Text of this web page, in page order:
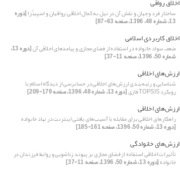
اخلاق رواقی
ساختار فرد و جهان و نقش آن در نیل به کمال اخلاقی:رواقیان و اسپینُزا[دوره
13، شماره 48، 1396، صفحه 63-87]
اخلاق کاربردی اسلامی
ضعف سواد خانواده در استفاده از فضای مجازی و پیامدهای اخلاقی آن [دوره 13،
شماره 50، 1396، صفحه 11-37]
ارزش‌‌‌‌‌های اخلاقی
شناسایی و رتبه‌‌‌‌‌بندی ارزش‌های اخلاقی در حسابرسی از دیدگاه اسلام با
رویکرد TOPSIS فازی [دوره 13، شماره 48، 1396، صفحه 179-209]
ارزش‌های اخلاقی
راهکارهای اخلاقی برای مقابله با آسیب‌های بافتی اینترنت در نهاد خانواده
[دوره 13، شماره 50، 1396، صفحه 161-185]
ارزش‌های خانوادگی
تأثیرات اخلاقی استفاده از فضای مجازی بر پیوند زناشویی و روابط فرزندان در
خانواده[دوره 13، شماره 50، 1396، صفحه 11-37]